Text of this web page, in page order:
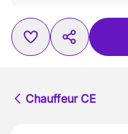
Chauffeur CE